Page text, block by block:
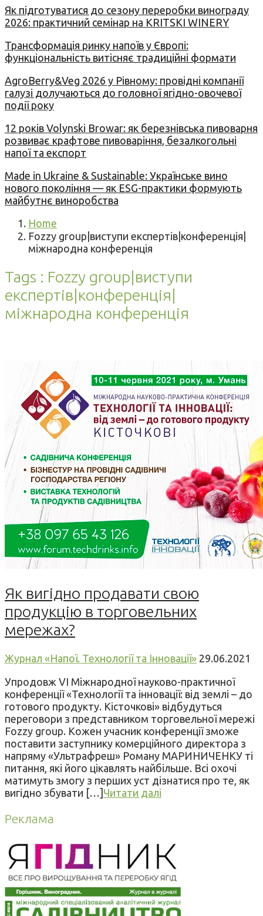
Як підготуватися до сезону переробки винограду
2026: практичний семінар на KRITSKI WINERY
Трансформація ринку напоїв у Європі:
функціональність витісняє традиційні формати
AgroBerry&Veg 2026 у Рівному: провідні компанії
галузі долучаються до головної ягідно-овочевої
події року
12 років Volynski Browar: як березнівська пивоварня
розвиває крафтове пивоваріння, безалкогольні
напої та експорт
Made in Ukraine & Sustainable: Українське вино
нового покоління — як ESG-практики формують
майбутнє виноробства
Home
Fozzy group|виступи експертів|конференція|
міжнародна конференція
Tags : Fozzy group|виступи
експертів|конференція|
міжнародна конференція
Як вигідно продавати свою
продукцію в торговельних
мережах?
Журнал «Напої. Технології та Інновації» 29.06.2021
Упродовж VI Міжнародної науково-практичної
конференції «Технології та інновації: від землі – до
готового продукту. Кісточкові» відбудуться
переговори з представником торговельної мережі
Fozzy group. Кожен учасник конференції зможе
поставити заступнику комерційного директора з
напряму «Ультрафреш» Роману МАРИНИЧЕНКУ ті
питання, які його цікавлять найбільше. Всі охочі
матимуть змогу з перших уст дізнатися про те, як
вигідно збувати […] Читати далі
Реклама